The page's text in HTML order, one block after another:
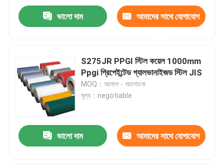
ভালো দাম আমাদের সাথে যোগাযোগ
S275JR PPGI স্টিল কয়েল 1000mm
Ppgi প্রিপেইন্টেড গ্যালভানাইজড স্টিল JIS
MOQ：আলাপ - আলোচনা
মূল্য：negotiable
ভালো দাম আমাদের সাথে যোগাযোগ